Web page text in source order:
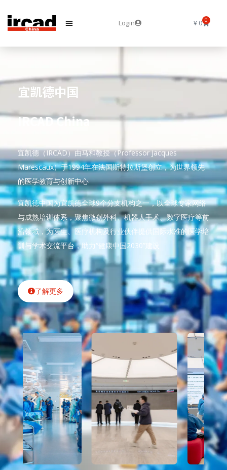
Login ¥0 0
宜凯德中国
IRCAD China
宜凯德（IRCAD）由马和教授（Professor Jacques
Marescaux）于1994年在法国斯特拉斯堡创立，为世界领先
的医学教育与创新中心
宜凯德中国为宜凯德全球9个分支机构之一，以全球专家网络
与成熟培训体系，聚焦微创外科、机器人手术、数字医疗等前
沿领域，为医生、医疗机构及行业伙伴提供国际水准的医学培
训与学术交流平台，助力“健康中国2030”建设
了解更多